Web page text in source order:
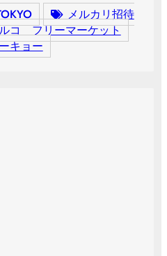
メルカリ招待
コ フリーマーケット
キョー